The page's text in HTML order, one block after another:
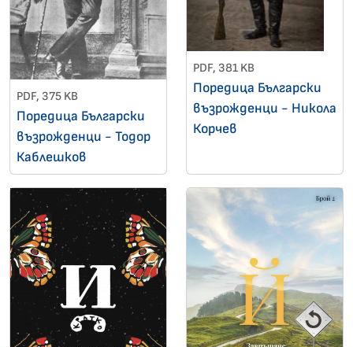
PDF, 375 KB
Поредица Български
възрожденци - Тодор
Каблешков
PDF, 381 KB
Поредица Български
възрожденци - Никола
Корчев